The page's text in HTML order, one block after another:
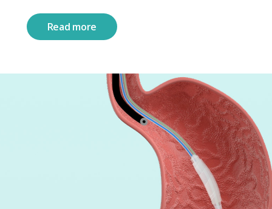
Read more